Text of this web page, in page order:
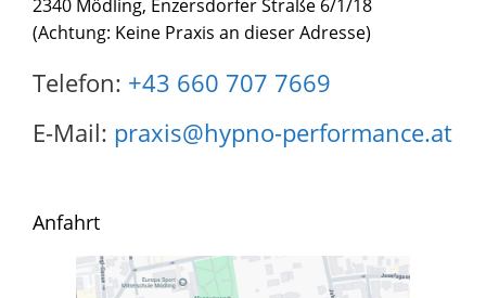
2340 Mödling, Enzersdorfer Straße 6/1/18
(Achtung: Keine Praxis an dieser Adresse)
Telefon: +43 660 707 7669
E-Mail: praxis@hypno-performance.at
Anfahrt